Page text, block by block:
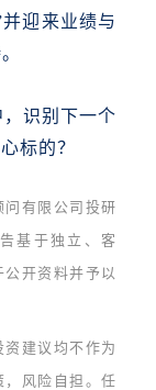
迎来业绩与
，识别下一个
标的？
有限公司投研
基于独立、客
开资料并予以
建议均不作为
风险自担。任